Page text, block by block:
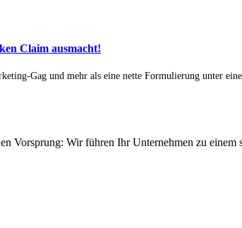
Claim ausmacht!
Gag und mehr als eine nette Formulierung unter
Vorsprung: Wir führen Ihr Unternehmen zu